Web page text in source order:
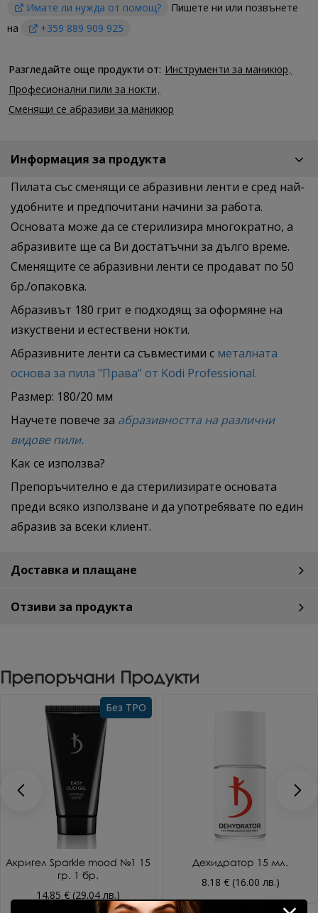
Имате ли нужда от помощ?
Пишете ни или позвънете
на
+359 889 909 925
Разгледайте още продукти от: Инструменти за маникюр
Професионални пили за нокти
Сменящи се абразиви за маникюр
Информация за продукта
Пилата със сменящи се абразивни ленти е сред най-
удобните и предпочитани начини за работа.
Основата може да се стерилизира многократно, а
абразивите ще са Ви достатъчни за дълго време.
Сменящите се абразивни ленти се продават по 50
бр./опаковка.
Абразивът 180 грит е подходящ за оформяне на
изкуствени и естествени нокти.
Абразивните ленти са съвместими с металната
основа за пила "Права" от Kodi Professional.
Размер: 180/20 мм
Научете повече за абразивността на различни
видове пили.
Как се използва?
Препоръчително е да стерилизирате основата
преди всяко използване и да употребявате по един
абразив за всеки клиент.
Доставка и плащане
Отзиви за продукта
Препоръчани Продукти
Без TPO
Акригел Sparkle mood №1 15
гр. 1 бр.
14.85 € (29.04 лв.)
Дехидратор 15 мл.
8.18 € (16.00 лв.)